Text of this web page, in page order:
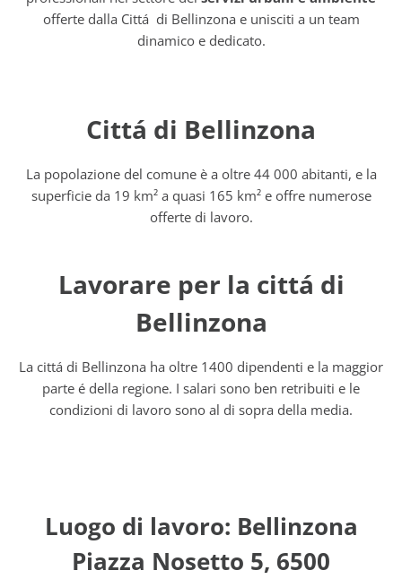
offerte dalla Cittá di Bellinzona e unisciti a un team
dinamico e dedicato.
Cittá di Bellinzona
La popolazione del comune è a oltre 44 000 abitanti, e la
superficie da 19 km² a quasi 165 km² e offre numerose
offerte di lavoro.
Lavorare per la cittá di
Bellinzona
La cittá di Bellinzona ha oltre 1400 dipendenti e la maggior
parte é della regione. I salari sono ben retribuiti e le
condizioni di lavoro sono al di sopra della media.
Luogo di lavoro: Bellinzona
Piazza Nosetto 5, 6500